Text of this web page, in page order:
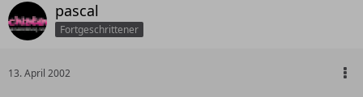
pascal
Fortgeschrittener
13. April 2002